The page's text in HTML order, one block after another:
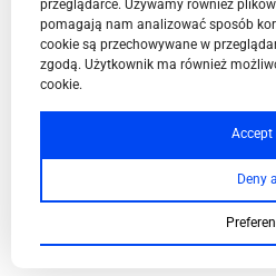
BPN-T Area
BPN-T Offer
przeglądarce. Używamy również
pomagają nam analizować sposób
cookie są przechowywane w
zgodą. Użytkownik ma również
cookie.
Accept
Deny all